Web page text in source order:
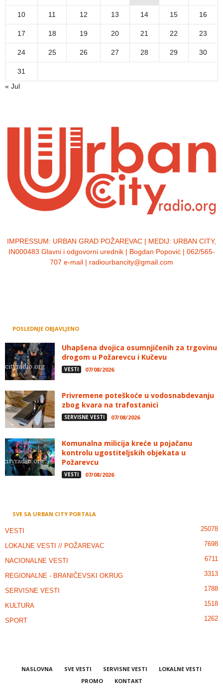
10 11 12 13 14 15 16
17 18 19 20 21 22 23
24 25 26 27 28 29 30
31
« Jul
IMPRESSUM: URBAN GRAD POŽAREVAC | MEDIJ: URBAN CITY,
IN000483 Glavni i odgovorni urednik | Bogdan Popović | 062/565-
707 e-mail | radiourbancity@gmail.com
POSLEDNJE OBJAVLJENO
Uhapšena dvojica osumnjičenih za trgovinu
drogom u Požarevcu i Kučevu
VESTI 07/08/2026
Privremene poteškoće u vodosnabdevanju
zbog kvara na trafostanici
SERVISNE VESTI 07/08/2026
Komunalna milicija kreće u pojačanu
kontrolu ugostiteljskih objekata u
Požarevcu
VESTI 07/08/2026
SVE SA URBAN CITY PORTALA
VESTI 25078
LOKALNE VESTI // POŽAREVAC 7698
NACIONALNE VESTI 6711
REGIONALNE - BRANIČEVSKI OKRUG 3313
SERVISNE VESTI 1788
KULTURA 1518
SPORT 1262
NASLOVNA SVE VESTI SERVISNE VESTI
LOKALNE VESTI
PROMO
KONTAKT